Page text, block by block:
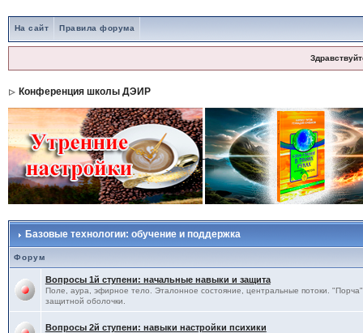
На сайт Правила форума
Конференция школы ДЭИР
Базовые технологии: обучение и поддержка
Форум
Вопросы 1й ступени: начальные навыки и защита
Поле, аура, эфирное тело. Эталонное состояние, центральные потоки.
защитной оболочки.
Вопросы 2й ступени: навыки настройки психики